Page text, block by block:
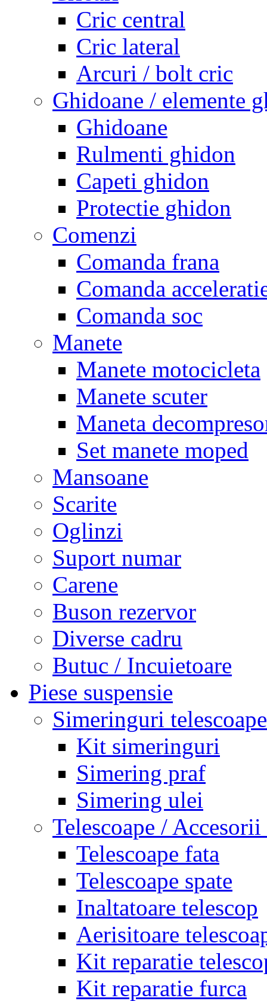
Cric central
Cric lateral
Arcuri / bolt cric
Ghidoane / elemente
Ghidoane
Rulmenti ghidon
Capeti ghidon
Protectie ghidon
Comenzi
Comanda frana
Comanda
Comanda soc
Manete
Manete motocicleta
Manete scuter
Maneta
Set manete moped
Mansoane
Scarite
Oglinzi
Suport numar
Carene
Buson rezervor
Diverse cadru
Butuc / Incuietoare
Piese suspensie
Simeringuri telescoape
Kit simeringuri
Simering praf
Simering ulei
Telescoape / Accesorii
Telescoape fata
Telescoape spate
Inaltatoare telescop
Aerisitoare
Kit reparatie
Kit reparatie furca